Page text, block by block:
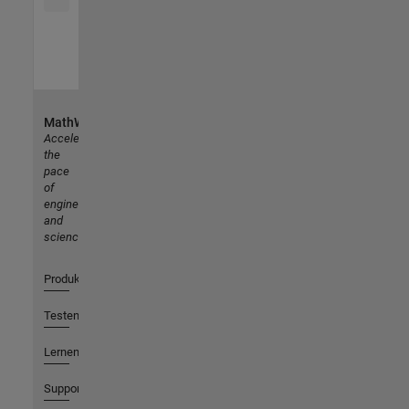
MathWorks
Accelerating
the
pace
of
engineering
and
science
Produkte
Testen oder Kaufen
Lernen
Support